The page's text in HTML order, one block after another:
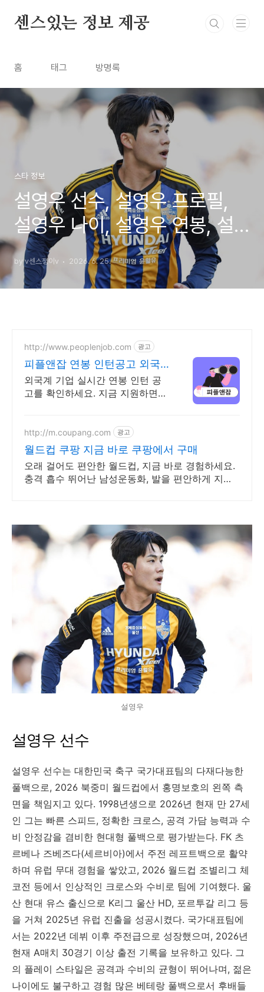
센스있는 정보 제공
홈 태그 방명록
스타 정보
설영우 선수, 설영우 프로필,
설영우 나이, 설영우 연봉, 설
영우 양예나
by v센스쟁이v 2026. 6. 25.
http://www.peoplenjob.com 광고
피플앤잡 연봉 인턴공고 외국
계기업 취업은 피플앤잡
외국계 기업 실시간 연봉 인턴 공
고를 확인하세요. 지금 지원하면
http://m.coupang.com 광고
월드컵 쿠팡 지금 바로 쿠팡에서 구매
오래 걸어도 편안한 월드컵, 지금 바로 경험하세요.
충격 흡수 뛰어난 남성운동화, 발을 편안하게 지켜
설영우
설영우 선수
설영우 선수는 대한민국 축구 국가대표팀의 다재다능한
풀백으로, 2026 북중미 월드컵에서 홍명보호의 왼쪽 측
면을 책임지고 있다. 1998년생으로 2026년 현재 만 27세
인 그는 빠른 스피드, 정확한 크로스, 공격 가담 능력과 수
비 안정감을 겸비한 현대형 풀백으로 평가받는다. FK 츠
르베나 즈베즈다(세르비아)에서 주전 레프트백으로 활약
하며 유럽 무대 경험을 쌓았고, 2026 월드컵 조별리그 체
코전 등에서 인상적인 크로스와 수비로 팀에 기여했다. 울
산 현대 유스 출신으로 K리그 울산 HD, 포르투갈 리그 등
을 거쳐 2025년 유럽 진출을 성공시켰다. 국가대표팀에
서는 2022년 데뷔 이후 주전급으로 성장했으며, 2026년
현재 A매치 30경기 이상 출전 기록을 보유하고 있다. 그
의 플레이 스타일은 공격과 수비의 균형이 뛰어나며, 젊은
나이에도 불구하고 경험 많은 베테랑 풀백으로서 후배들